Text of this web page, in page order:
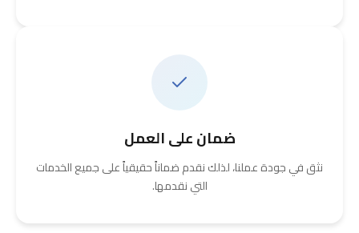
ضمان على العمل
نثق في جودة عملنا، لذلك نقدم ضماناً حقيقياً على جميع الخدمات
التي نقدمها.